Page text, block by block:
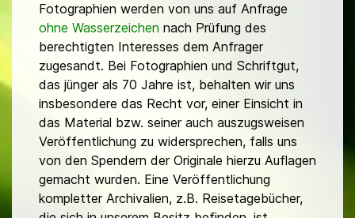
Fotographien werden von uns auf Anfrage
ohne Wasserzeichen nach Prüfung des
berechtigten Interesses dem Anfrager
zugesandt. Bei Fotographien und Schriftgut,
das jünger als 70 Jahre ist, behalten wir uns
insbesondere das Recht vor, einer Einsicht in
das Material bzw. seiner auch auszugsweisen
Veröffentlichung zu widersprechen, falls uns
von den Spendern der Originale hierzu Auflagen
gemacht wurden. Eine Veröffentlichung
kompletter Archivalien, z.B. Reisetagebücher,